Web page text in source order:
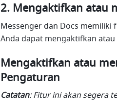
Mengaktifkan atau
Messenger dan Docs
Anda dapat mengaktifkan
Mengaktifkan atau
Pengaturan
Catatan: Fitur ini akan segera